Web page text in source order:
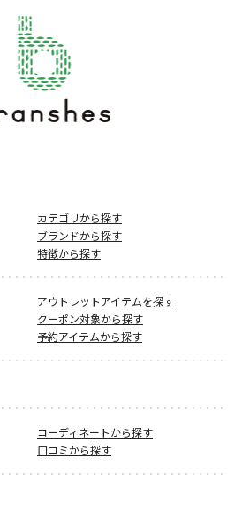
カテゴリから探す
ブランドから探す
特徴から探す
アウトレットアイテムを探す
クーポン対象から探す
予約アイテムから探す
コーディネートから探す
口コミから探す